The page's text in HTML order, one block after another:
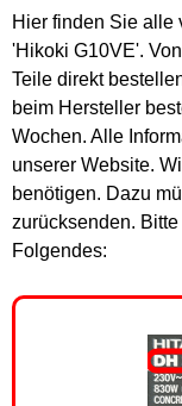
Hier finden Sie alle
'Hikoki G10VE'.
Teile direkt
beim Hersteller
Wochen. Alle
unserer Website.
benötigen. Dazu
zurücksenden.
Folgendes: